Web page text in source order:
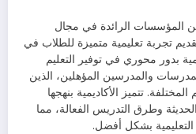
المؤسسات الرائدة في مجال
تجربة تعليمية متميزة للطلاب في
بدور محوري في توفير التعليم
والمدرسين المؤهلين، الذين
تتميز الأكاديمية بنهجها
وطرق التدريس الفعالة، مما
بشكل أفضل.